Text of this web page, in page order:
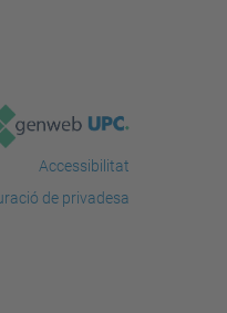
Accessibilitat
de privadesa